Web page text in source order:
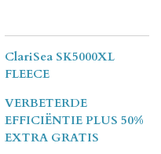
ClariSea SK5000XL
FLEECE
VERBETERDE
EFFICIËNTIE PLUS 50%
EXTRA GRATIS